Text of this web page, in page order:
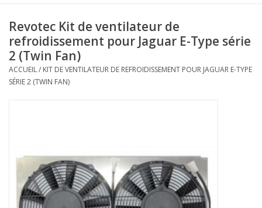
Le régulateur
Accessoires
Revotec Kit de ventilateur de
refroidissement pour Jaguar E-Type série
2 (Twin Fan)
ACCUEIL/ KIT DE VENTILATEUR DE REFROIDISSEMENT POUR JAGUAR E-TYPE
SÉRIE 2 (TWIN FAN)